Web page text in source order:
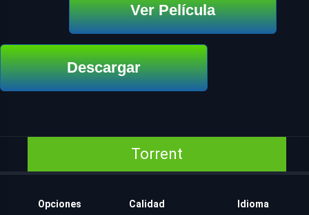
Ver Película
Descargar
Torrent
Opciones Calidad Idioma